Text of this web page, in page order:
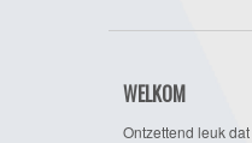
WELKOM
Ontzettend leuk